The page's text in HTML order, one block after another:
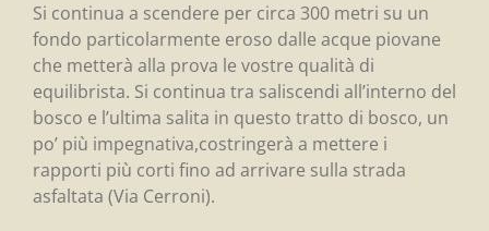
Si continua a scendere per circa 300 metri su un
fondo particolarmente eroso dalle acque piovane
che metterà alla prova le vostre qualità di
equilibrista. Si continua tra saliscendi all’interno del
bosco e l’ultima salita in questo tratto di bosco, un
po’ più impegnativa,costringerà a mettere i
rapporti più corti fino ad arrivare sulla strada
asfaltata (Via Cerroni).